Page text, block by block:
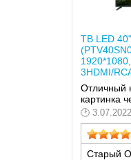
ТВ LED
1920*1080,
3HDMI/
Отличный
картинка
Старый